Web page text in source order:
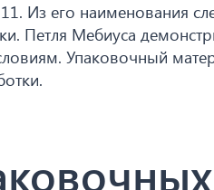
Из его наименования
Петля Мебиуса
Упаковочный